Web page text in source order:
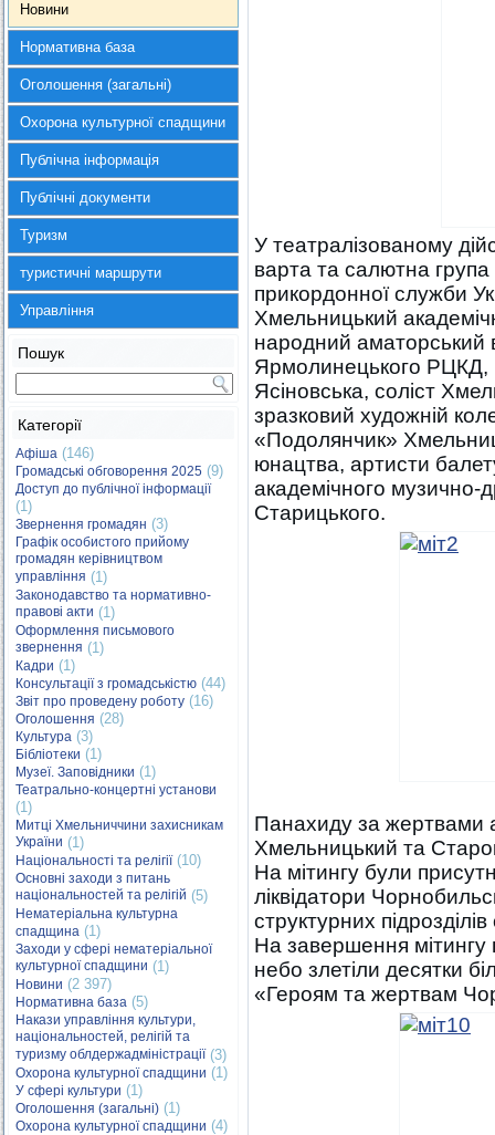
Новини
Нормативна база
Оголошення (загальні)
Охорона культурної спадщини
Публічна інформація
Публічні документи
Туризм
туристичні маршрути
Управління
Пошук
Категорії
Афіша (146)
Громадські обговорення 2025 (9)
Доступ до публічної інформації
(1)
Звернення громадян (3)
Графік особистого прийому
громадян керівництвом
управління (1)
Законодавство та нормативно-
правові акти (1)
Оформлення письмового
звернення (1)
Кадри (1)
Консультації з громадськістю (44)
Звіт про проведену роботу (16)
Оголошення (28)
Культура (3)
Бібліотеки (1)
Музеї. Заповідники (1)
Театрально-концертні установи
(1)
Митці Хмельниччини захисникам
України (1)
Національності та релігії(10)
Основні заходи з питань
національностей та релігій (5)
Нематеріальна культурна
спадщина (1)
Заходи у сфері нематеріальної
культурної спадщини (1)
Новини (2 397)
Нормативна база (5)
Накази управління культури,
національностей, релігій та
туризму облдержадміністрації(3)
Охорона культурної спадщини (1)
У сфері культури (1)
Оголошення (загальні) (1)
Охорона культурної спадщини (4)
У театралізованому
варта та салютна група
прикордонної служби
Хмельницький
народний аматорський
Ярмолинецького РЦКД,
Ясіновська, соліст
зразковий художній
«Подолянчик»
юнацтва, артисти
академічного музично-
Старицького.
Панахиду за жертвами
Хмельницький та
На мітингу були
ліквідатори
структурних
На завершення мітингу
небо злетіли десятки
«Героям та жертвам